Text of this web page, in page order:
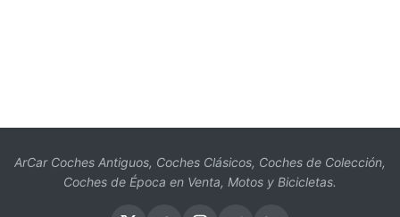
ArCar Coches Antiguos, Coches Clásicos, Coches de Colección,
Coches de Época en Venta, Motos y Bicicletas.